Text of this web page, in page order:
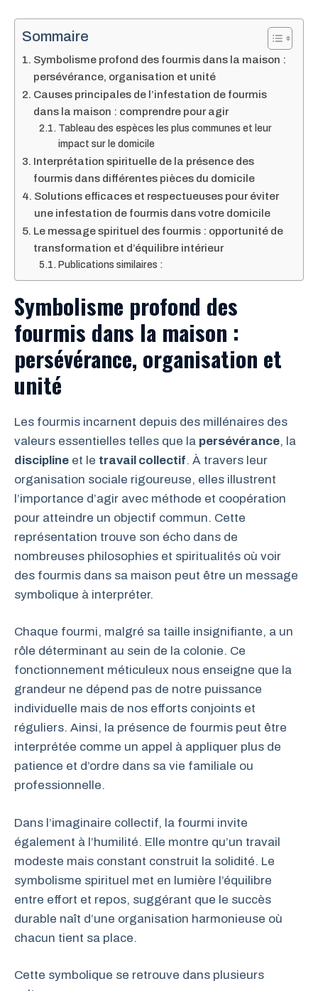
Sommaire
Symbolisme profond des fourmis dans la maison :
persévérance, organisation et unité
Causes principales de l’infestation de fourmis
dans la maison : comprendre pour agir
Tableau des espèces les plus communes et leur
impact sur le domicile
Interprétation spirituelle de la présence des
fourmis dans différentes pièces du domicile
Solutions efficaces et respectueuses pour éviter
une infestation de fourmis dans votre domicile
Le message spirituel des fourmis : opportunité de
transformation et d’équilibre intérieur
Publications similaires :
Symbolisme profond des
fourmis dans la maison :
persévérance, organisation et
unité
Les fourmis incarnent depuis des millénaires des
valeurs essentielles telles que la persévérance, la
discipline et le travail collectif. À travers leur
organisation sociale rigoureuse, elles illustrent
l’importance d’agir avec méthode et coopération
pour atteindre un objectif commun. Cette
représentation trouve son écho dans de
nombreuses philosophies et spiritualités où voir
des fourmis dans sa maison peut être un message
symbolique à interpréter.
Chaque fourmi, malgré sa taille insignifiante, a un
rôle déterminant au sein de la colonie. Ce
fonctionnement méticuleux nous enseigne que la
grandeur ne dépend pas de notre puissance
individuelle mais de nos efforts conjoints et
réguliers. Ainsi, la présence de fourmis peut être
interprétée comme un appel à appliquer plus de
patience et d’ordre dans sa vie familiale ou
professionnelle.
Dans l’imaginaire collectif, la fourmi invite
également à l’humilité. Elle montre qu’un travail
modeste mais constant construit la solidité. Le
symbolisme spirituel met en lumière l’équilibre
entre effort et repos, suggérant que le succès
durable naît d’une organisation harmonieuse où
chacun tient sa place.
Cette symbolique se retrouve dans plusieurs